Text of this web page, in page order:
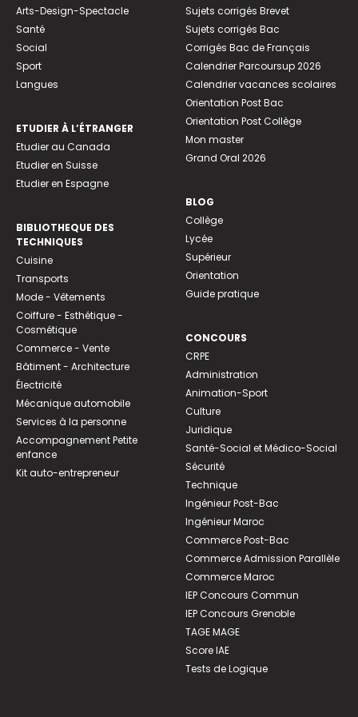
Arts-Design-Spectacle
Santé
Social
Sport
Langues
ETUDIER À L’ÉTRANGER
Etudier au Canada
Etudier en Suisse
Etudier en Espagne
BIBLIOTHEQUE DES
TECHNIQUES
Cuisine
Transports
Mode - Vêtements
Coiffure - Esthétique -
Cosmétique
Commerce - Vente
Bâtiment - Architecture
Électricité
Mécanique automobile
Services à la personne
Accompagnement Petite
enfance
Kit auto-entrepreneur
Sujets corrigés Brevet
Sujets corrigés Bac
Corrigés Bac de Français
Calendrier Parcoursup 2026
Calendrier vacances scolaires
Orientation Post Bac
Orientation Post Collège
Mon master
Grand Oral 2026
BLOG
Collège
Lycée
Supérieur
Orientation
Guide pratique
CONCOURS
CRPE
Administration
Animation-Sport
Culture
Juridique
Santé-Social et Médico-Social
Sécurité
Technique
Ingénieur Post-Bac
Ingénieur Maroc
Commerce Post-Bac
Commerce Admission Parallèle
Commerce Maroc
IEP Concours Commun
IEP Concours Grenoble
TAGE MAGE
Score IAE
Tests de Logique